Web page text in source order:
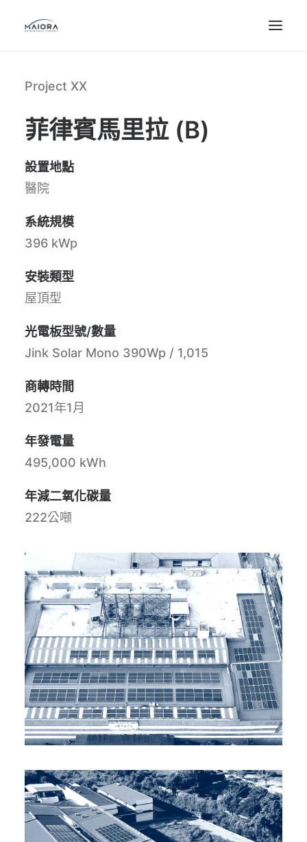
Project XX
菲律賓馬里拉 (B)
設置地點
醫院
系統規模
396 kWp
安裝類型
屋頂型
光電板型號/數量
Jink Solar Mono 390Wp / 1,015
商轉時間
2021年1月
年發電量
495,000 kWh
年減二氧化碳量
222公噸